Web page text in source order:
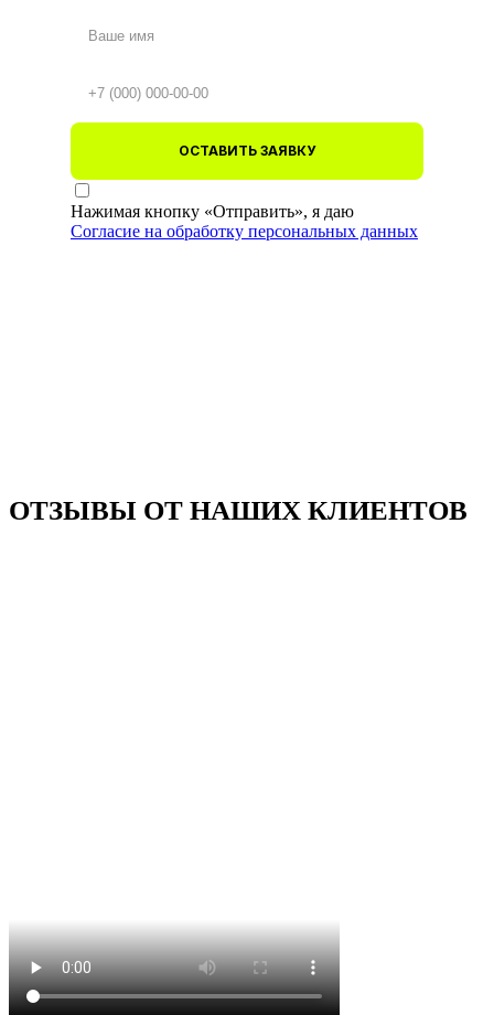
ОСТАВИТЬ ЗАЯВКУ
Нажимая кнопку «Отправить», я даю
Согласие на обработку персональных данных
ОТЗЫВЫ ОТ НАШИХ КЛИЕНТОВ